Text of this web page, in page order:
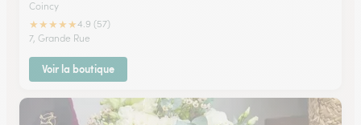
Coincy
★★★★★4.9 (57)
7, Grande Rue
Voir la boutique